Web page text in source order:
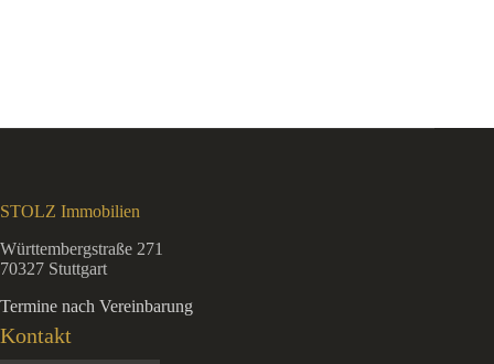
STOLZ Immobilien
Württembergstraße 271
70327 Stuttgart
Termine nach Vereinbarung
Kontakt